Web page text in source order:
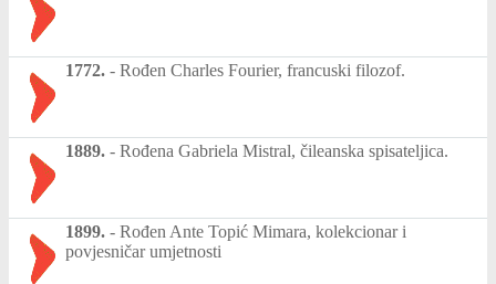
1772. - Rođen Charles Fourier, francuski filozof.
1889. - Rođena Gabriela Mistral, čileanska spisateljica.
1899. - Rođen Ante Topić Mimara, kolekcionar i
povjesničar umjetnosti